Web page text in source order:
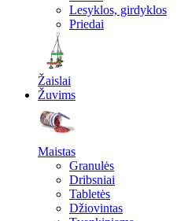
Lesyklos, girdyklos
Priedai
Žaislai
Žuvims
Maistas
Granulės
Dribsniai
Tabletės
Džiovintas